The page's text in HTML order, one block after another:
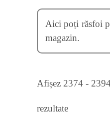
Aici poți răsfoi
magazin.
Afișez 2374 -
rezultateSortat